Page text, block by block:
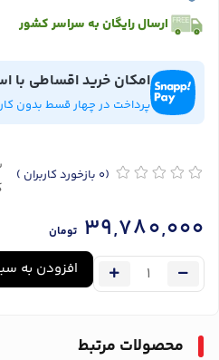
ارسال رایگان به سراسر کشور
امکان خرید اقساطی با
پرداخت در چهار قسط بدون
(0 بازخورد کاربران )
39,780,000 تومان
افزودن به
محصولات مرتبط